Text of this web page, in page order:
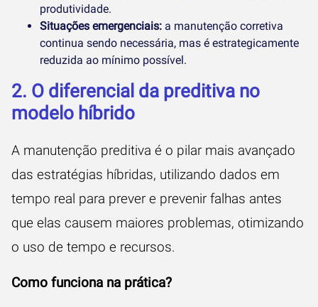
produtividade.
Situações emergenciais: a manutenção corretiva
continua sendo necessária, mas é estrategicamente
reduzida ao mínimo possível.
2. O diferencial da preditiva no
modelo híbrido
A manutenção preditiva é o pilar mais avançado
das estratégias híbridas, utilizando dados em
tempo real para prever e prevenir falhas antes
que elas causem maiores problemas, otimizando
o uso de tempo e recursos.
Como funciona na prática?